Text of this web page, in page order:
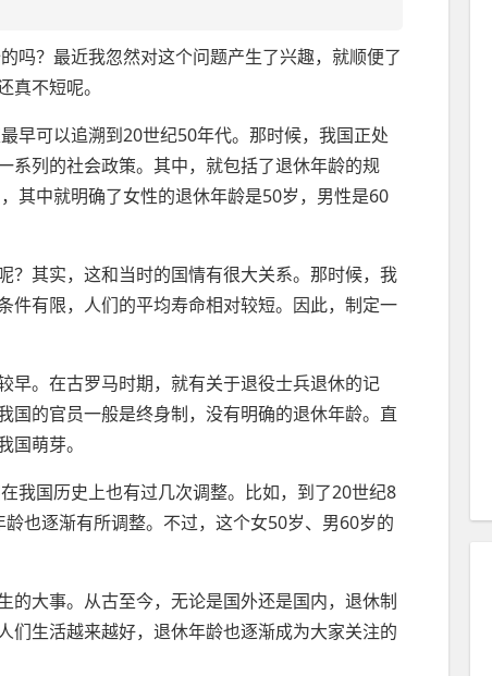
吗？最近我忽然对这个问题产生了兴趣，就顺便了
不短呢。
早可以追溯到20世纪50年代。那时候，我国正处
系列的社会政策。其中，就包括了退休年龄的规
其中就明确了女性的退休年龄是50岁，男性是60
？其实，这和当时的国情有很大关系。那时候，我
件有限，人们的平均寿命相对较短。因此，制定一
早。在古罗马时期，就有关于退役士兵退休的记
国的官员一般是终身制，没有明确的退休年龄。直
萌芽。
我国历史上也有过几次调整。比如，到了20世纪8
也逐渐有所调整。不过，这个女50岁、男60岁的
的大事。从古至今，无论是国外还是国内，退休制
们生活越来越好，退休年龄也逐渐成为大家关注的